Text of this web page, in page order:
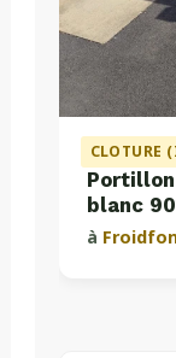
CLOTURE
blanc
à